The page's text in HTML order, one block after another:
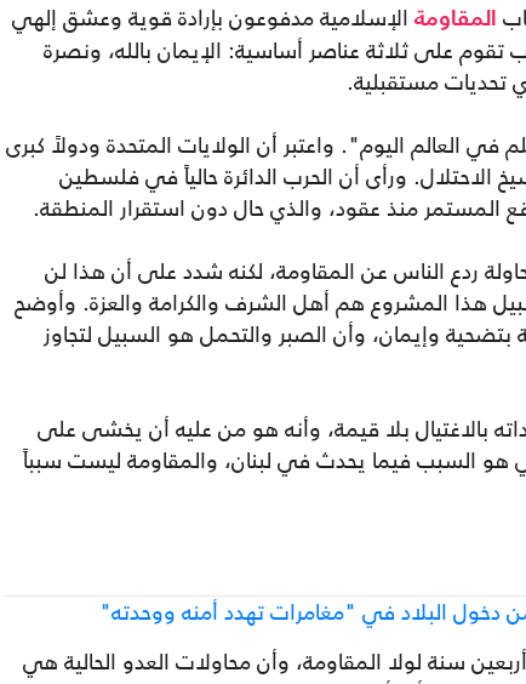
المقاومة الإسلامية مدفوعون بإرادة قوية وعشق إلهي
على ثلاثة عناصر أساسية: الإيمان بالله، ونصرة
تحديات مستقبلية.
العالم اليوم". واعتبر أن الولايات المتحدة ودولاً كبرى
وأسهمت في ترسيخ الاحتلال. ورأى أن الحرب الدائرة حالياً في فلسطين
المستمر منذ عقود، والذي حال دون استقرار المنطقة.
ردع الناس عن المقاومة، لكنه شدد على أن هذا لن
هذا المشروع هم أهل الشرف والكرامة والعزة. وأوضح
وإيمان، وأن الصبر والتحمل هو السبيل لتجاوز
بالاغتيال بلا قيمة، وأنه هو من عليه أن يخشى على
هو السبب فيما يحدث في لبنان، والمقاومة ليست سبباً
دخول البلاد في "مغامرات تهدد أمنه ووحدته"
سنة لولا المقاومة، وأن محاولات العدو الحالية هي